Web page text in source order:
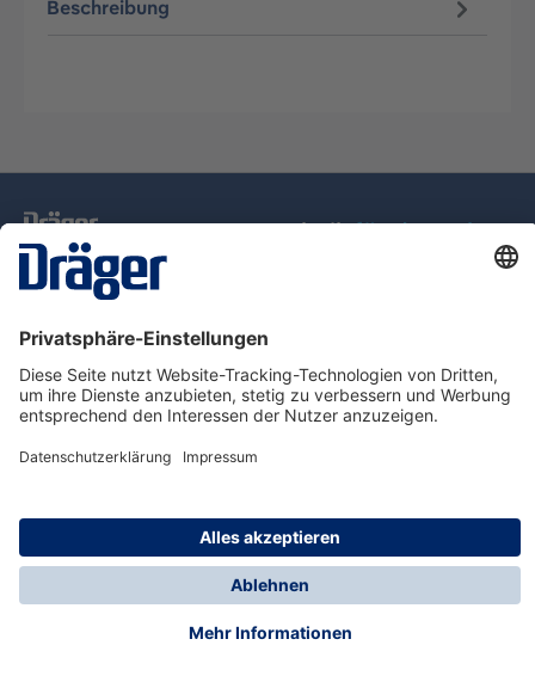
Beschreibung
Technikfür das Leben
Service-Hotline
Über Dräger
Informationen
© Dräger Schweiz AG, 2025
* Alle Preise exkl. gesetzl. Mehrwertsteuer zzgl.
Versandkosten, wenn nicht anders angegeben.